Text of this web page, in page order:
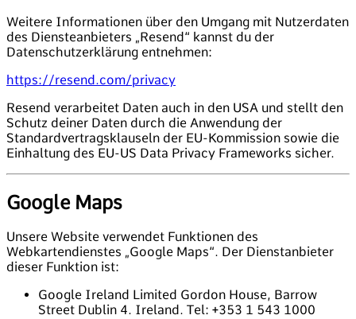
Weitere Informationen über den Umgang mit Nutzerdaten
des Diensteanbieters „Resend“ kannst du der
Datenschutzerklärung entnehmen:
https://resend.com/privacy
Resend verarbeitet Daten auch in den USA und stellt den
Schutz deiner Daten durch die Anwendung der
Standardvertragsklauseln der EU-Kommission sowie die
Einhaltung des EU-US Data Privacy Frameworks sicher.
Google Maps
Unsere Website verwendet Funktionen des
Webkartendienstes „Google Maps“. Der Dienstanbieter
dieser Funktion ist:
Google Ireland Limited Gordon House, Barrow
Street Dublin 4. Ireland. Tel: +353 1 543 1000